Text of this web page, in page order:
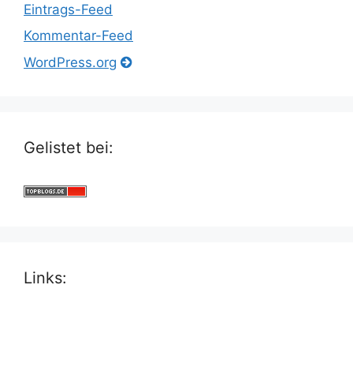
Eintrags-Feed
Kommentar-Feed
WordPress.org
Gelistet bei:
Links: